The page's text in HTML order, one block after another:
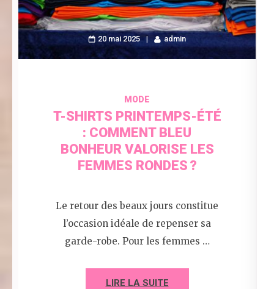
20 mai 2025 admin
MODE
T-SHIRTS PRINTEMPS-ÉTÉ
: COMMENT BLEU
BONHEUR VALORISE LES
FEMMES RONDES ?
Le retour des beaux jours constitue
l’occasion idéale de repenser sa
garde-robe. Pour les femmes …
LIRE LA SUITE